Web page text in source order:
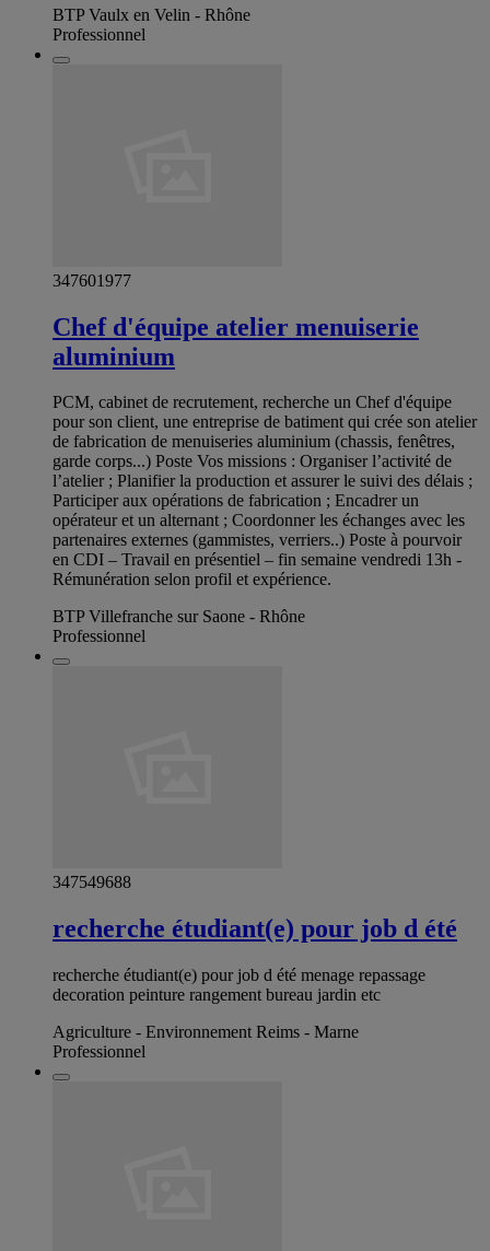
BTP Vaulx en Velin - Rhône
Professionnel
347601977
Chef d'équipe atelier menuiserie
aluminium
PCM, cabinet de recrutement, recherche un Chef d'équipe
pour son client, une entreprise de batiment qui crée son atelier
de fabrication de menuiseries aluminium (chassis, fenêtres,
garde corps...) Poste Vos missions : Organiser l’activité de
l’atelier ; Planifier la production et assurer le suivi des délais ;
Participer aux opérations de fabrication ; Encadrer un
opérateur et un alternant ; Coordonner les échanges avec les
partenaires externes (gammistes, verriers..) Poste à pourvoir
en CDI – Travail en présentiel – fin semaine vendredi 13h -
Rémunération selon profil et expérience.
BTP Villefranche sur Saone - Rhône
Professionnel
347549688
recherche étudiant(e) pour job d été
recherche étudiant(e) pour job d été menage repassage
decoration peinture rangement bureau jardin etc
Agriculture - Environnement Reims - Marne
Professionnel